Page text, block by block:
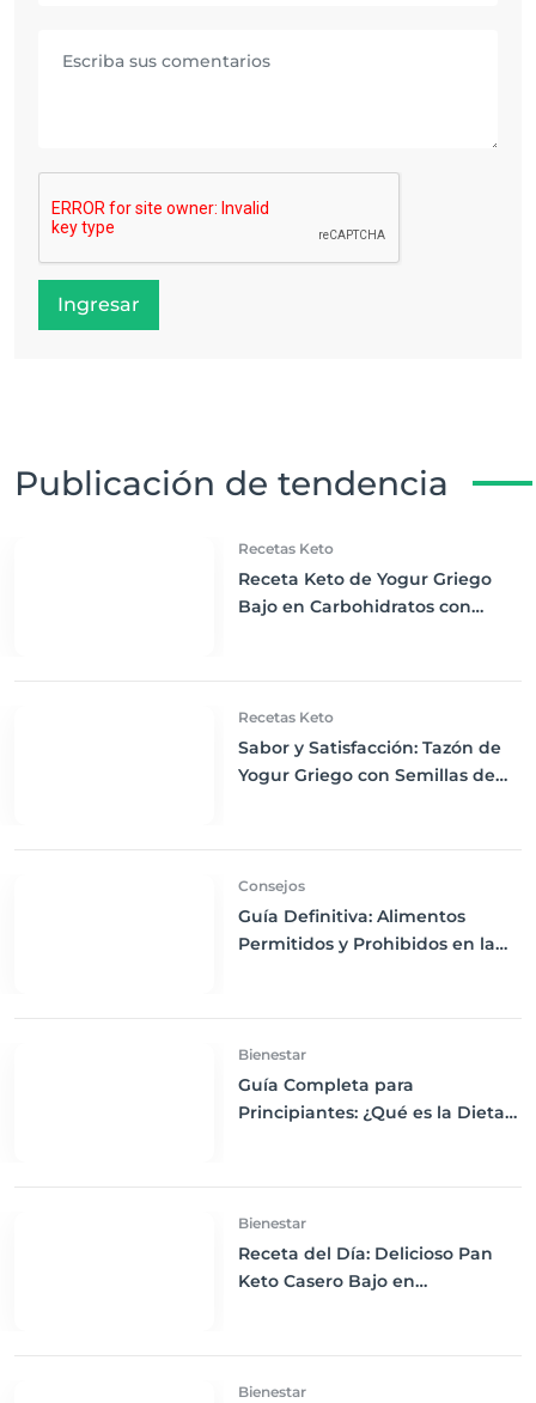
Ingresar
Publicación de tendencia
Recetas Keto
Receta Keto de Yogur Griego
Bajo en Carbohidratos con
Recetas Keto
Sabor y Satisfacción: Tazón de
Yogur Griego con Semillas de
Consejos
Guía Definitiva: Alimentos
Permitidos y Prohibidos en la
Bienestar
Guía Completa para
Principiantes: ¿Qué es la Dieta
Bienestar
Receta del Día: Delicioso Pan
Keto Casero Bajo en
Bienestar